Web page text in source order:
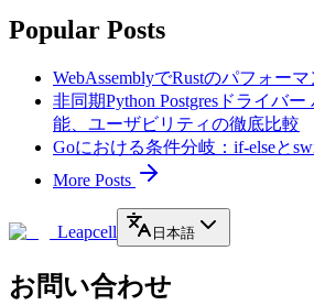
Popular Posts
WebAssemblyでRustのパフォー
非同期Python Postgresドライバ
能、ユーザビリティの徹底比較
Goにおける条件分岐：if-elseと
More Posts
Leapcell 日本語
お問い合わせ